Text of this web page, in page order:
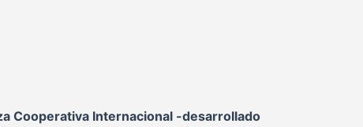
Cooperativa Internacional -desarrollado